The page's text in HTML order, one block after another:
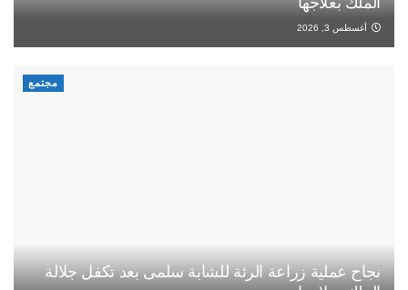
أغسطس 3, 2026
مجتمع
نجاح عملية زراعة الرئة للشابة سلمى بعد تكفل جلالة